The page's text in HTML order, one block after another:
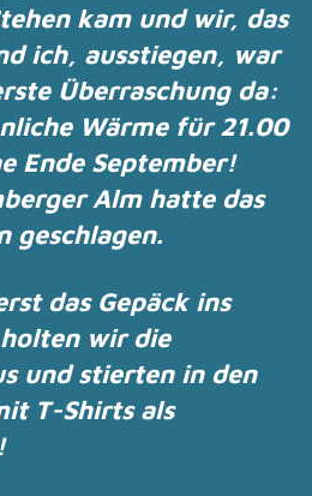
kam und wir, das
ich, ausstiegen, war
Überraschung da:
Wärme für 21.00
Ende September!
Alm hatte das
geschlagen.
das Gepäck ins
wir die
undstierten in den
T-Shirts als